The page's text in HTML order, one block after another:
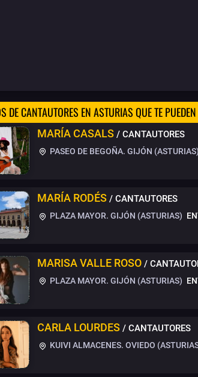
DE CANTAUTORES EN ASTURIAS QUE TE
MARÍA CASALS / CANTAUTORES
PASEO DE BEGOÑA. GIJÓN (ASTURIAS)
MARÍA RODÉS / CANTAUTORES
PLAZA MAYOR. GIJÓN (ASTURIAS)
MARISA VALLE ROSO /
PLAZA MAYOR. GIJÓN (ASTURIAS)
CARLA LOURDES / CANTAUTORES
KUIVI ALMACENES. OVIEDO